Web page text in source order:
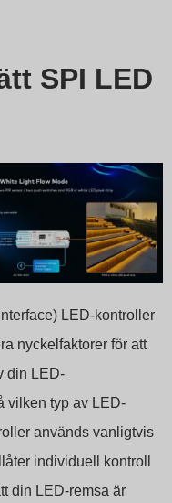
SPI LED
LED-kontroller
nyckelfaktorer för att
din LED-
vilken typ av LED-
används vanligtvis
individuell kontroll
din LED-remsa är